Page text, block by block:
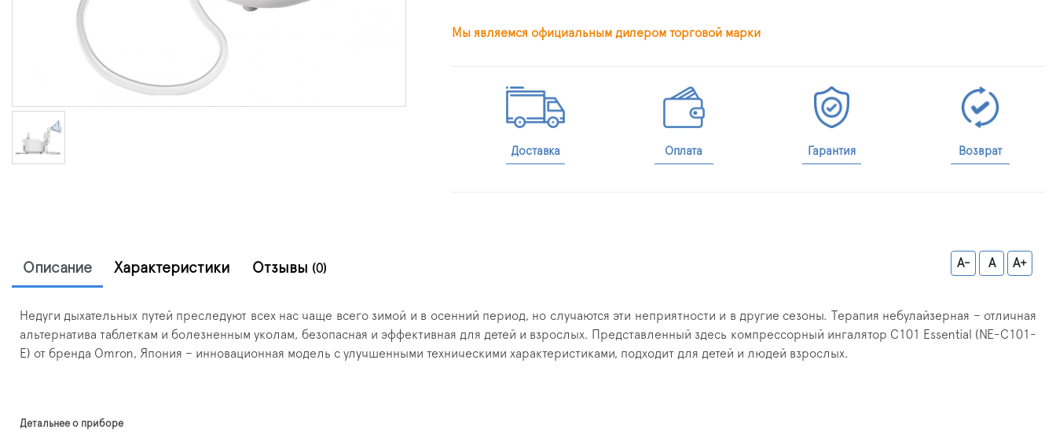
Мы являемся официальным дилером торговой марки
Доставка Оплата Гарантия Возврат
Описание Характеристики Отзывы (0) A- A A+
Недуги дыхательных путей преследуют всех нас чаще всего зимой и в осенний период, но случаются эти неприятности и в другие сезоны. Терапия небулайзерная – отличная
альтернатива таблеткам и болезненным уколам, безопасная и эффективная для детей и взрослых. Представленный здесь компрессорный ингалятор C101 Essential (NE-C101-
E) от бренда Omron, Япония – инновационная модель с улучшенными техническими характеристиками, подходит для детей и людей взрослых.
Детальнее о приборе